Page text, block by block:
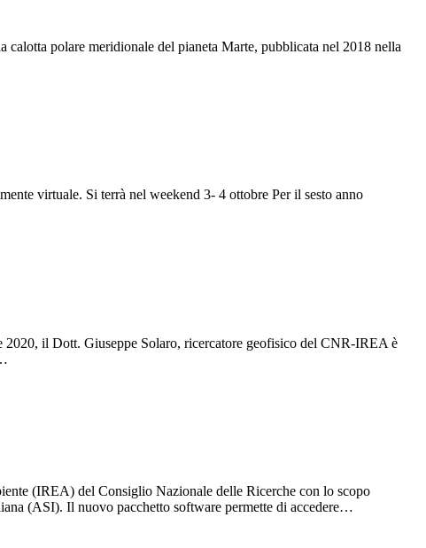
polare meridionale del pianeta Marte, pubblicata nel 2018 nella
virtuale. Si terrà nel weekend 3- 4 ottobre Per il sesto anno
2020, il Dott. Giuseppe Solaro, ricercatore geofisico del CNR-IREA è
(IREA) del Consiglio Nazionale delle Ricerche con lo scopo
(ASI). Il nuovo pacchetto software permette di accedere…